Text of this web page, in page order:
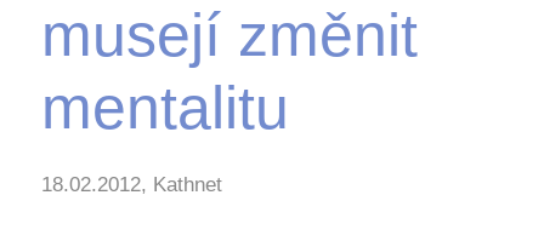
musejí změnit
mentalitu
18.02.2012, Kathnet